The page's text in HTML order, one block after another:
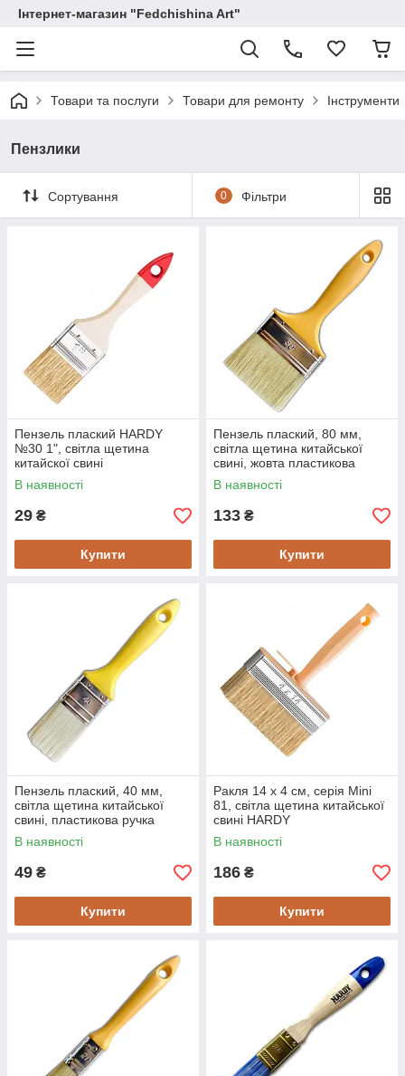
Інтернет-магазин "Fedchishina Art"
Товари та послуги Товари для ремонту Інструменти
Пензлики
Сортування 0 Фільтри
Пензель плаский HARDY
№30 1", світла щетина
китайскої свині
В наявності
29 ₴
Купити
Пензель плаский, 80 мм,
світла щетина китайської
свині, жовта пластикова
ручка HARDY
В наявності
133 ₴
Купити
Пензель плаский, 40 мм,
світла щетина китайської
свині, пластикова ручка
HARDY Жовта
В наявності
49 ₴
Купити
Ракля 14 х 4 см, серія Mini
81, світла щетина китайської
свині HARDY
В наявності
186 ₴
Купити